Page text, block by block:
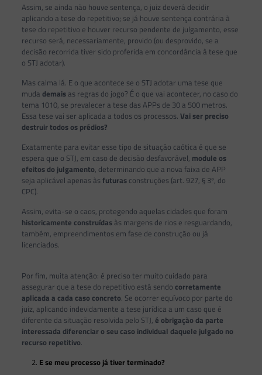
Assim, se ainda não houve sentença, o juiz deverá decidir
aplicando a tese do repetitivo; se já houve sentença contrária à
tese do repetitivo e houver recurso pendente de julgamento, esse
recurso será, necessariamente, provido (ou desprovido, se a
decisão recorrida tiver sido proferida em concordância à tese que
o STJ adotar).
Mas calma lá. E o que acontece se o STJ adotar uma tese que
muda demaisas regras do jogo? É o que vai acontecer, no caso do
tema 1010, se prevalecer a tese das APPs de 30 a 500 metros.
Essa tese vai ser aplicada a todos os processos. Vai ser preciso
destruir todos os prédios?
Exatamente para evitar esse tipo de situação caótica é que se
espera que o STJ, em caso de decisão desfavorável, module os
efeitos do julgamento, determinando que a nova faixa de APP
seja aplicável apenas às futurasconstruções (art. 927, § 3º, do
CPC).
Assim, evita-se o caos, protegendo aquelas cidades que foram
historicamente construídasàs margens de rios e resguardando,
também, empreendimentos em fase de construção ou já
licenciados.
Por fim, muita atenção: é preciso ter muito cuidado para
assegurar que a tese do repetitivo está sendo corretamente
aplicada a cada caso concreto. Se ocorrer equívoco por parte do
juiz, aplicando indevidamente a tese jurídica a um caso que é
diferente da situação resolvida pelo STJ, é obrigação da parte
interessada diferenciar o seu caso individual daquele julgado no
recurso repetitivo.
E se meu processo já tiver terminado?